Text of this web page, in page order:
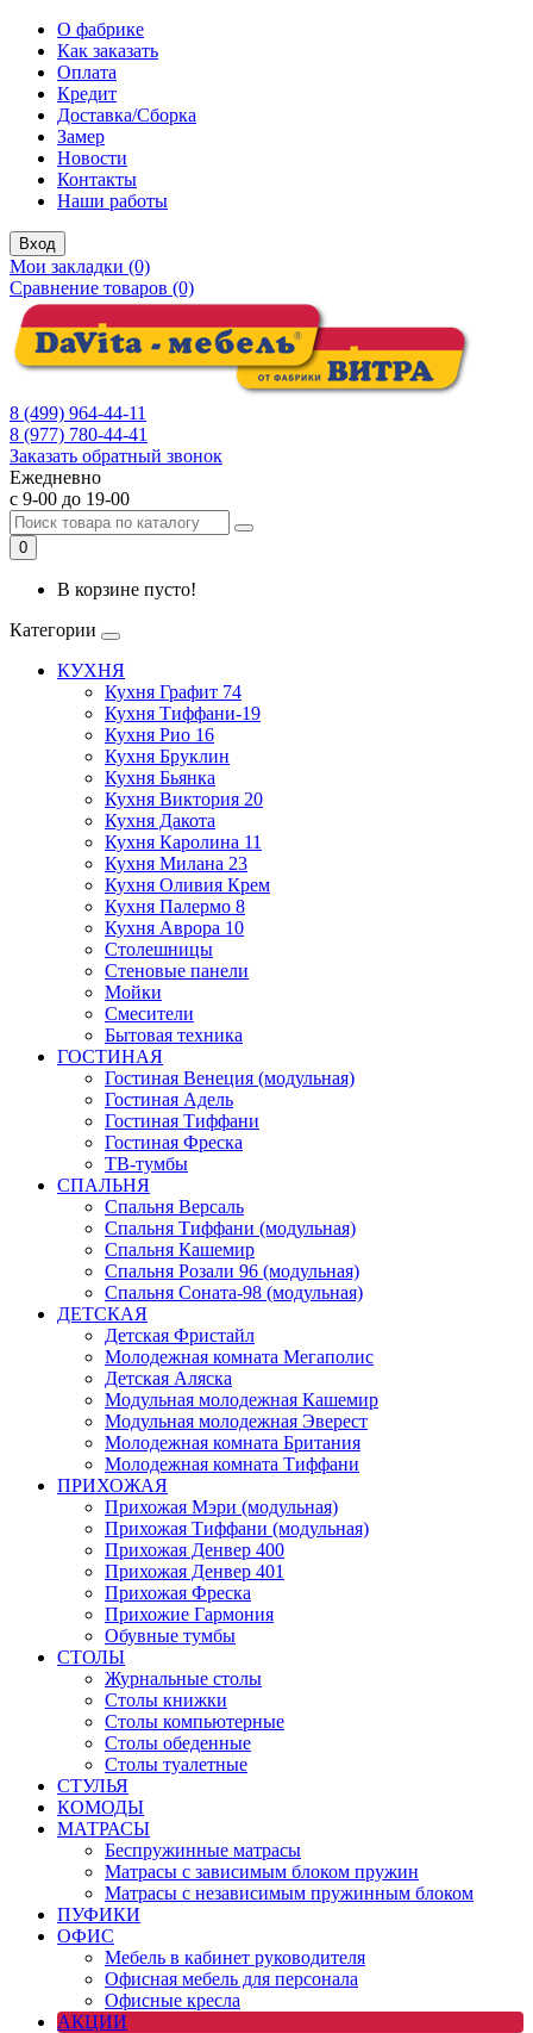
О фабрике
Как заказать
Оплата
Кредит
Доставка/Сборка
Замер
Новости
Контакты
Наши работы
Вход
Мои закладки (0)
Сравнение товаров (0)
8 (499) 964-44-11
8 (977) 780-44-41
Заказать обратный звонок
Ежедневно
с 9-00 до 19-00
0
В корзине пусто!
Категории
КУХНЯ
Кухня Графит 74
Кухня Тиффани-19
Кухня Рио 16
Кухня Бруклин
Кухня Бьянка
Кухня Виктория 20
Кухня Дакота
Кухня Каролина 11
Кухня Милана 23
Кухня Оливия Крем
Кухня Палермо 8
Кухня Аврора 10
Столешницы
Стеновые панели
Мойки
Смесители
Бытовая техника
ГОСТИНАЯ
Гостиная Венеция (модульная)
Гостиная Адель
Гостиная Тиффани
Гостиная Фреска
ТВ-тумбы
СПАЛЬНЯ
Спальня Версаль
Спальня Тиффани (модульная)
Спальня Кашемир
Спальня Розали 96 (модульная)
Спальня Соната-98 (модульная)
ДЕТСКАЯ
Детская Фристайл
Молодежная комната Мегаполис
Детская Аляска
Модульная молодежная Кашемир
Модульная молодежная Эверест
Молодежная комната Британия
Молодежная комната Тиффани
ПРИХОЖАЯ
Прихожая Мэри (модульная)
Прихожая Тиффани (модульная)
Прихожая Денвер 400
Прихожая Денвер 401
Прихожая Фреска
Прихожие Гармония
Обувные тумбы
СТОЛЫ
Журнальные столы
Столы книжки
Столы компьютерные
Столы обеденные
Столы туалетные
СТУЛЬЯ
КОМОДЫ
МАТРАСЫ
Беспружинные матрасы
Матрасы с зависимым блоком пружин
Матрасы с независимым пружинным блоком
ПУФИКИ
ОФИС
Мебель в кабинет руководителя
Офисная мебель для персонала
Офисные кресла
АКЦИИ